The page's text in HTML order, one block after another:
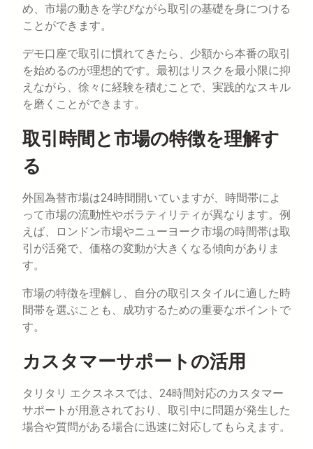
め、市場の動きを学びながら取引の基礎を身につける
ことができます。
デモ口座で取引に慣れてきたら、少額から本番の取引
を始めるのが理想的です。最初はリスクを最小限に抑
えながら、徐々に経験を積むことで、実践的なスキル
を磨くことができます。
取引時間と市場の特徴を理解す
る
外国為替市場は24時間開いていますが、時間帯によ
って市場の流動性やボラティリティが異なります。例
えば、ロンドン市場やニューヨーク市場の時間帯は取
引が活発で、価格の変動が大きくなる傾向がありま
す。
市場の特徴を理解し、自分の取引スタイルに適した時
間帯を選ぶことも、成功するための重要なポイントで
す。
カスタマーサポートの活用
タリタリ エクスネスでは、24時間対応のカスタマー
サポートが用意されており、取引中に問題が発生した
場合や質問がある場合に迅速に対応してもらえます。